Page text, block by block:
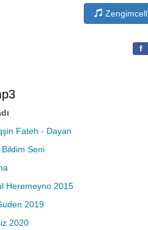
Zengimcell
f
Fateh - Dayan
Seni
Heremeyno 2015
2019
2020